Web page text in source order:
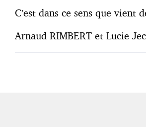
C’est dans ce sens que
Arnaud RIMBERT et Lucie